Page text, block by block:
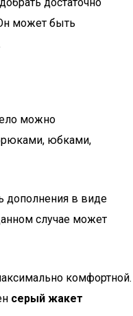
может быть
можно
юбками,
дополнения в виде
случае может
комфортной.
серый жакет